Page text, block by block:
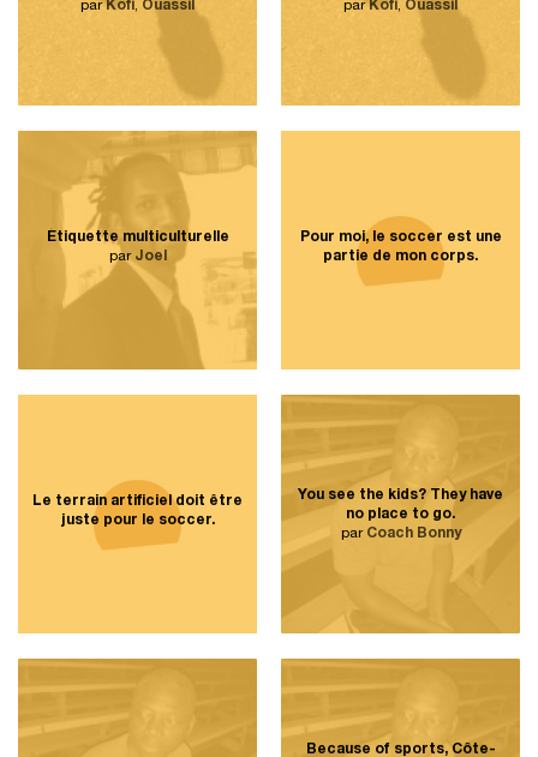
parKofi, Ouassil
parKofi, Ouassil
Étiquette multiculturelle
par Joel
Pour moi, le soccer est une
partie de mon corps.
Le terrain artificiel doit être
juste pour le soccer.
You see the kids? They have
no place to go.
par Coach Bonny
Because of sports, Côte-